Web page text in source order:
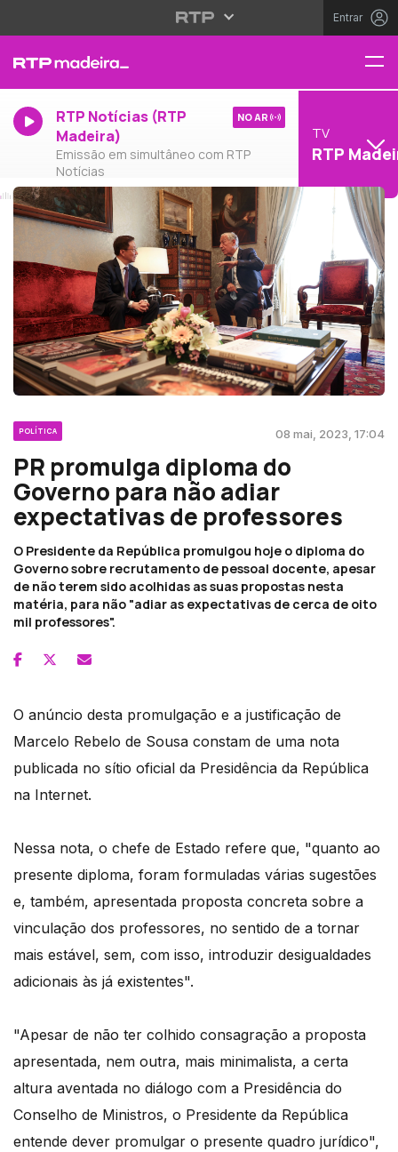
Entrar
RTP Notícias (RTP
Madeira)
Emissão em simultâneo com RTP
Notícias
NO AR
TV
RTP
POLÍTICA 08 mai, 2023, 17:04
PR promulga diploma do
Governo para não adiar
expectativas de professores
O Presidente da República promulgou hoje o diploma do
Governo sobre recrutamento de pessoal docente, apesar
de não terem sido acolhidas as suas propostas nesta
matéria, para não "adiar as expectativas de cerca de oito
mil professores".
O anúncio desta promulgação e a justificação de
Marcelo Rebelo de Sousa constam de uma nota
publicada no sítio oficial da Presidência da República
na Internet.
Nessa nota, o chefe de Estado refere que, "quanto ao
presente diploma, foram formuladas várias sugestões
e, também, apresentada proposta concreta sobre a
vinculação dos professores, no sentido de a tornar
mais estável, sem, com isso, introduzir desigualdades
adicionais às já existentes".
"Apesar de não ter colhido consagração a proposta
apresentada, nem outra, mais minimalista, a certa
altura aventada no diálogo com a Presidência do
Conselho de Ministros, o Presidente da República
entende dever promulgar o presente quadro jurídico",